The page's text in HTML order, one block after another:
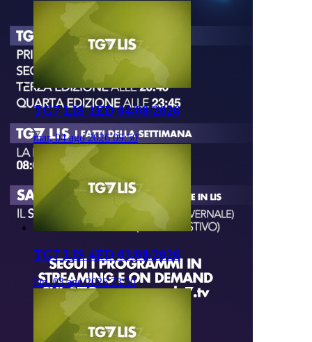
TG7 LIS 1ED 04/08/2026
mar, 04 ago 2026 09:50
TG7 LIS 4ED 03/08/2026
lun, 03 ago 2026 23:50